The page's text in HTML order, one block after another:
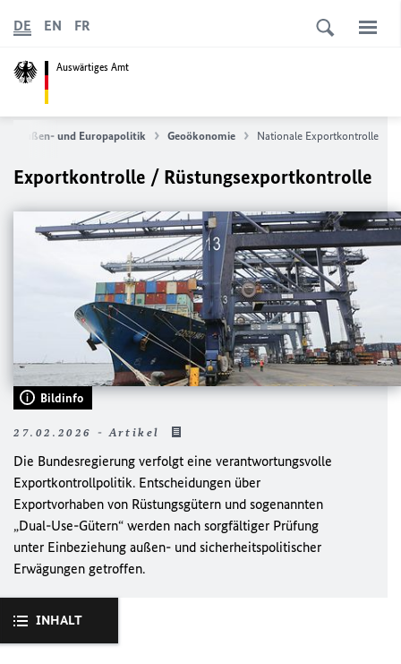
Auswärtiges Amt
DE EN FR
Außen- und Europapolitik Geoökonomie Nationale Exportkontrolle
Exportkontrolle / Rüstungsexportkontrolle
Bildinfo
27.02.2026 - Artikel
Die Bundesregierung verfolgt eine verantwortungsvolle
Exportkontrollpolitik. Entscheidungen über
Exportvorhaben von Rüstungsgütern und sogenannten
„Dual-Use-Gütern“ werden nach sorgfältiger Prüfung
unter Einbeziehung außen- und sicherheitspolitischer
Erwägungen getroffen.
INHALT